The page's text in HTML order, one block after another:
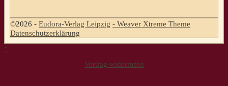
©2026 - Eudora-Verlag Leipzig - Weaver Xtreme Theme
Datenschutzerklärung
↑
Vertrag widerrufen